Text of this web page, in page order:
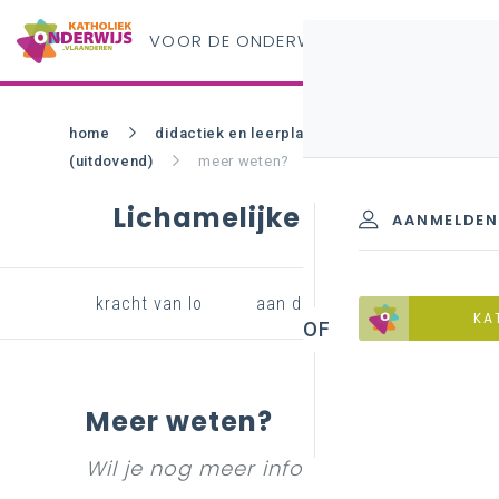
VOOR DE ONDERWIJS
home didactiek en leerplannen - bao
(uitdovend)
meer weten?
Lichamelijke opvoeding
kracht van lo aan de slag evalueren
Meer weten?
Wil je nog meer info over diverse
AANMELDEN